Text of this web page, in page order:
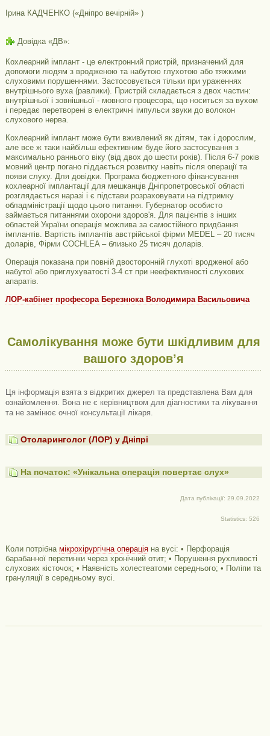
Ірина КАДЧЕНКО («Дніпро вечірній» )
Довідка «ДВ»:
Кохлеарний імплант - це електронний пристрій, призначений для
допомоги людям з вродженою та набутою глухотою або тяжкими
слуховими порушеннями. Застосовується тільки при ураженнях
внутрішнього вуха (равлики). Пристрій складається з двох частин:
внутрішньої і зовнішньої - мовного процесора, що носиться за вухом
і передає перетворені в електричні імпульси звуки до волокон
слухового нерва.
Кохлеарний імплант може бути вживлений як дітям, так і дорослим,
але все ж таки найбільш ефективним буде його застосування з
максимально раннього віку (від двох до шести років). Після 6-7 років
мовний центр погано піддається розвитку навіть після операції та
появи слуху. Для довідки. Програма бюджетного фінансування
кохлеарної імплантації для мешканців Дніпропетровської області
розглядається наразі і є підстави розраховувати на підтримку
обладміністрації щодо цього питання. Губернатор особисто
займається питаннями охорони здоров'я. Для пацієнтів з інших
областей України операція можлива за самостійного придбання
імплантів. Вартість імплантів австрійської фірми MEDEL – 20 тисяч
доларів, Фірми COCHLEA – близько 25 тисяч доларів.
Операція показана при повній двосторонній глухоті вродженої або
набутої або приглухуватості 3-4 ст при неефективності слухових
апаратів.
ЛОР-кабінет професора Березнюка Володимира Васильовича
Самолікування може бути шкідливим для
вашого здоров’я
Ця інформація взята з відкритих джерел та представлена ​​Вам для
ознайомлення. Вона не є керівництвом для діагностики та лікування
та не замінює очної консультації лікаря.
Отоларинголог (ЛОР) у Дніпрі
На початок: «Унікальна операція повертає слух»
Дата публікації: 29.09.2022
Statistics: 526
Коли потрібна мікрохірургічна операціяна вусі: • Перфорація
барабанної перетинки через хронічний отит; • Порушення рухливості
слухових кісточок; • Наявність холестеатоми середнього; • Поліпи та
грануляції в середньому вусі.